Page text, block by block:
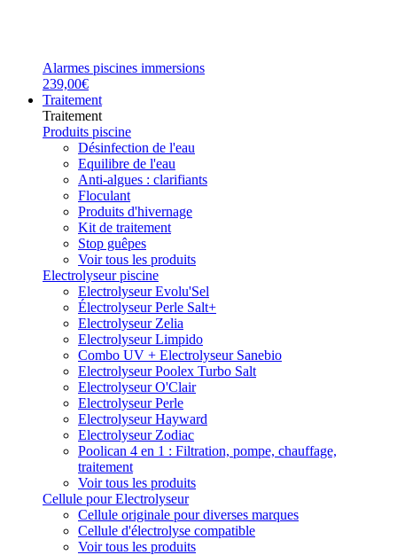
Alarmes piscines immersions
239,00€
Traitement
Traitement
Produits piscine
Désinfection de l'eau
Equilibre de l'eau
Anti-algues : clarifiants
Floculant
Produits d'hivernage
Kit de traitement
Stop guêpes
Voir tous les produits
Electrolyseur piscine
Electrolyseur Evolu'Sel
Électrolyseur Perle Salt+
Electrolyseur Zelia
Electrolyseur Limpido
Combo UV + Electrolyseur Sanebio
Electrolyseur Poolex Turbo Salt
Electrolyseur O'Clair
Electrolyseur Perle
Electrolyseur Hayward
Electrolyseur Zodiac
Poolican 4 en 1 : Filtration, pompe, chauffage,
traitement
Voir tous les produits
Cellule pour Electrolyseur
Cellule originale pour diverses marques
Cellule d'électrolyse compatible
Voir tous les produits